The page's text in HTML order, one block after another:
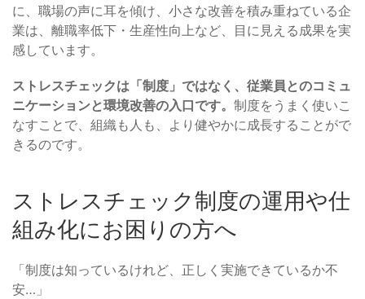
に、職場の声に耳を傾け、小さな改善を積み重ねている企
業は、離職率低下・生産性向上など、目に見える成果を実
感しています。
ストレスチェックは「制度 」 ではなく、従業員とのコミュ
ニケーションと環境改善の入口です。 制度をうまく使いこ
なすことで、組織も人も、より健やかに成長することがで
きるのです。
ストレスチェック制度の運用や仕
組み化にお困りの方へ
「制度は知っているけれど、正しく実施できているか不
安…」